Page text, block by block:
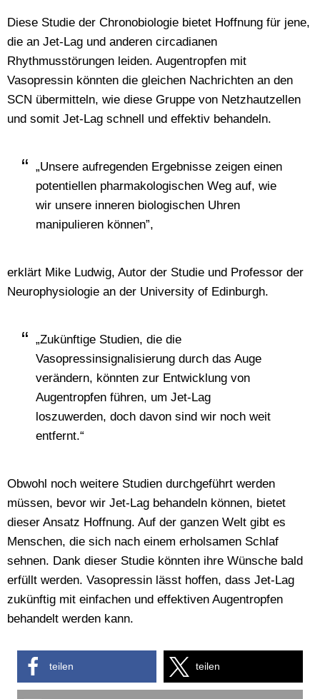
Diese Studie der Chronobiologie bietet Hoffnung für jene,
die an Jet-Lag und anderen circadianen
Rhythmusstörungen leiden. Augentropfen mit
Vasopressin könnten die gleichen Nachrichten an den
SCN übermitteln, wie diese Gruppe von Netzhautzellen
und somit Jet-Lag schnell und effektiv behandeln.
„Unsere aufregenden Ergebnisse zeigen einen
potentiellen pharmakologischen Weg auf, wie
wir unsere inneren biologischen Uhren
manipulieren können”,
erklärt Mike Ludwig, Autor der Studie und Professor der
Neurophysiologie an der University of Edinburgh.
„Zukünftige Studien, die die
Vasopressinsignalisierung durch das Auge
verändern, könnten zur Entwicklung von
Augentropfen führen, um Jet-Lag
loszuwerden, doch davon sind wir noch weit
entfernt.“
Obwohl noch weitere Studien durchgeführt werden
müssen, bevor wir Jet-Lag behandeln können, bietet
dieser Ansatz Hoffnung. Auf der ganzen Welt gibt es
Menschen, die sich nach einem erholsamen Schlaf
sehnen. Dank dieser Studie könnten ihre Wünsche bald
erfüllt werden. Vasopressin lässt hoffen, dass Jet-Lag
zukünftig mit einfachen und effektiven Augentropfen
behandelt werden kann.
teilen teilen